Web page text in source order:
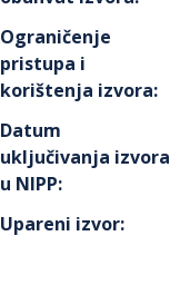
Ograničenje
pristupa i
korištenja izvora:
Datum
uključivanja izvora
u NIPP:
Upareni izvor: